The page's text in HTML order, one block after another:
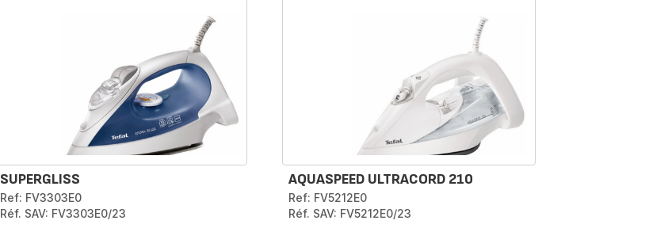
SUPERGLISS
Ref: FV3303E0
Réf. SAV: FV3303E0/23
AQUASPEED ULTRACORD 210
Ref: FV5212E0
Réf. SAV: FV5212E0/23